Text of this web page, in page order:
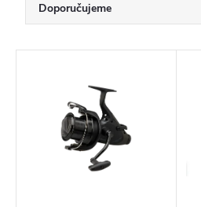
a
z
Doporučujeme
Nejprodávanější
Abecedně